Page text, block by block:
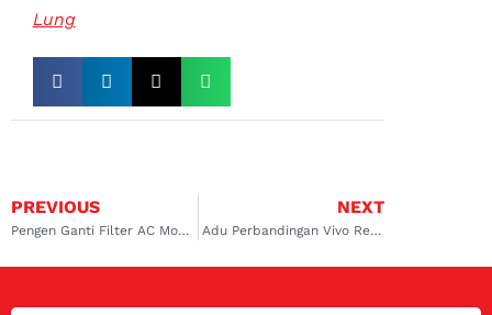
Lung
PREVIOUS
Pengen Ganti Filter AC Mobil di Tangerang Selatan? Pastikan Tidak Salah Pilih Bengkel
NEXT
Adu Perbandingan Vivo Revvo 92 vs Pertamax